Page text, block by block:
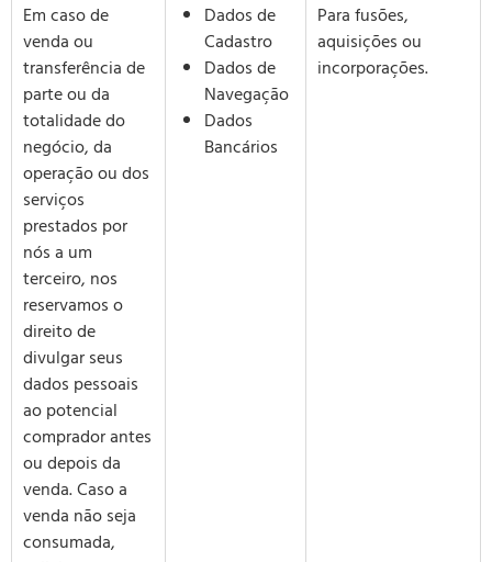
Em caso de
venda ou
transferência de
parte ou da
totalidade do
negócio, da
operação ou dos
serviços
prestados por
nós a um
terceiro, nos
reservamos o
direito de
divulgar seus
dados pessoais
ao potencial
comprador antes
ou depois da
venda. Caso a
venda não seja
consumada,
Dados de
Cadastro
Dados de
Navegação
Dados
Bancários
Para fusões,
aquisições ou
incorporações.